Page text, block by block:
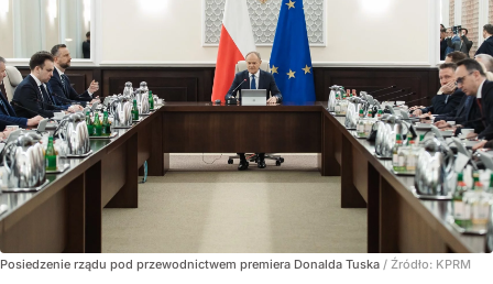
Posiedzenie rządu pod przewodnictwem premiera Donalda Tuska / Źródło: KPRM